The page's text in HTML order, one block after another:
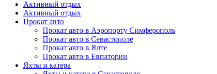
Активный отдых
Активный отдых
Прокат авто
Прокат авто в Аэропорту Симферополь
Прокат авто в Севастополе
Прокат авто в Ялте
Прокат авто в Евпатории
Яхты и катера